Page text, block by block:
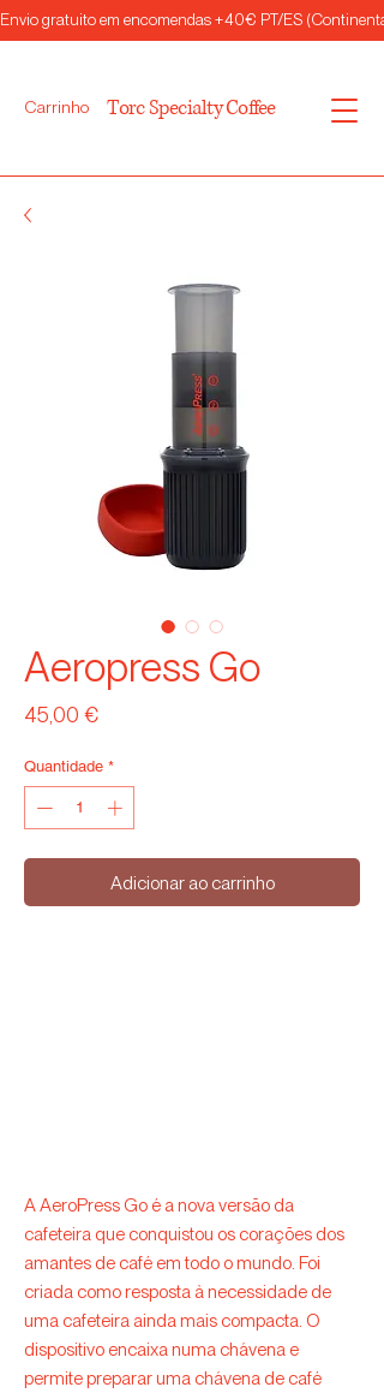
Envio gratuito em encomendas +40€ PT/ES
Carrinho Torc Specialty Coffee
Aeropress Go
45,00 €Preço
Quantidade *
Adicionar ao carrinho
A AeroPress Go é a nova versão da
cafeteira que conquistou os corações dos
amantes de café em todo o mundo. Foi
criada como resposta à necessidade de
uma cafeteira ainda mais compacta. O
dispositivo encaixa numa chávena e
permite preparar uma chávena de café